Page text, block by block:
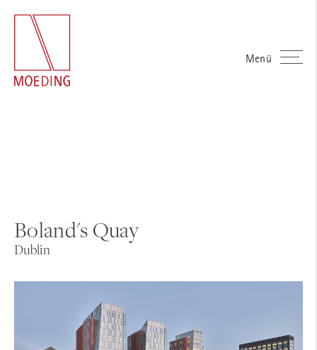
Menü
Boland's Quay
Dublin